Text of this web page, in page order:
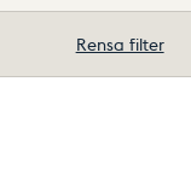
Rensa filter